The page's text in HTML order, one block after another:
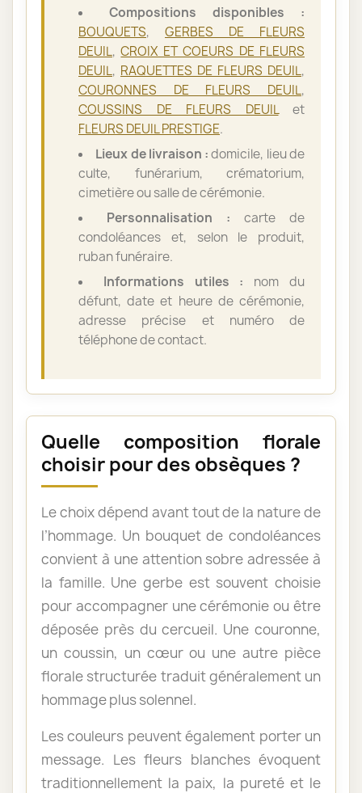
Compositions disponibles :
BOUQUETS, GERBES DE FLEURS
DEUIL,CROIX ET COEURS DE FLEURS
DEUIL, RAQUETTES DE FLEURS DEUIL,
COURONNES DE FLEURS DEUIL,
COUSSINS DE FLEURS DEUILet
FLEURS DEUIL PRESTIGE.
Lieux de livraison :domicile, lieu de
culte, funérarium, crématorium,
cimetière ou salle de cérémonie.
Personnalisation : carte de
condoléances et, selon le produit,
ruban funéraire.
Informations utiles : nom du
défunt, date et heure de cérémonie,
adresse précise et numéro de
téléphone de contact.
Quelle composition florale
choisir pour des obsèques ?
Le choix dépend avant tout de la nature de
l’hommage. Un bouquet de condoléances
convient à une attention sobre adressée à
la famille. Une gerbe est souvent choisie
pour accompagner une cérémonie ou être
déposée près du cercueil. Une couronne,
un coussin, un cœur ou une autre pièce
florale structurée traduit généralement un
hommage plus solennel.
Les couleurs peuvent également porter un
message. Les fleurs blanches évoquent
traditionnellement la paix, la pureté et le